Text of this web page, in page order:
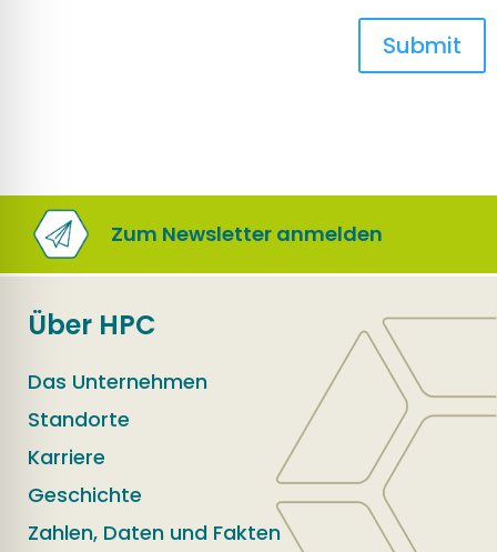
Submit
Zum Newsletter anmelden
Über HPC
Das Unternehmen
Standorte
Karriere
Geschichte
Zahlen, Daten und Fakten